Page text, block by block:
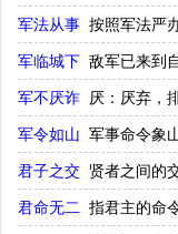
军法从事 按照军法严办
军临城下 敌军已来到
军不厌诈 厌：厌弃，
军令如山 军事命令象
君子之交 贤者之间的
君命无二 指君主的命